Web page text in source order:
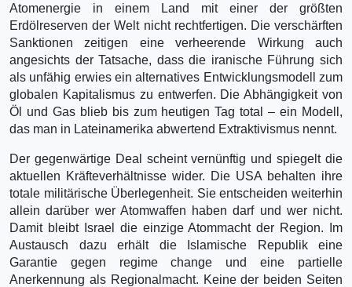
Atomenergie in einem Land mit einer der größten
Erdölreserven der Welt nicht rechtfertigen. Die verschärften
Sanktionen zeitigen eine verheerende Wirkung auch
angesichts der Tatsache, dass die iranische Führung sich
als unfähig erwies ein alternatives Entwicklungsmodell zum
globalen Kapitalismus zu entwerfen. Die Abhängigkeit von
Öl und Gas blieb bis zum heutigen Tag total – ein Modell,
das man in Lateinamerika abwertend Extraktivismus nennt.
Der gegenwärtige Deal scheint vernünftig und spiegelt die
aktuellen Kräfteverhältnisse wider. Die USA behalten ihre
totale militärische Überlegenheit. Sie entscheiden weiterhin
allein darüber wer Atomwaffen haben darf und wer nicht.
Damit bleibt Israel die einzige Atommacht der Region. Im
Austausch dazu erhält die Islamische Republik eine
Garantie gegen regime change und eine partielle
Anerkennung als Regionalmacht. Keine der beiden Seiten